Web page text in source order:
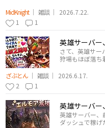
MidKnight
雑談
2026.7.22.
1
1
英雄サーバー
さて、英雄サー
狩場もほぼ落ち
ざぶとん
雑談
2026.6.17.
2
1
英雄サーバー
英雄サーバー
ダッシュで稼